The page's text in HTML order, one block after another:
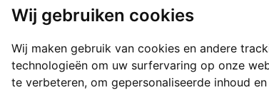
Wij gebruiken cookies
Wij maken gebruik van cookies en andere
technologieën om uw surfervaring op onze
te verbeteren, om gepersonaliseerde inhoud en